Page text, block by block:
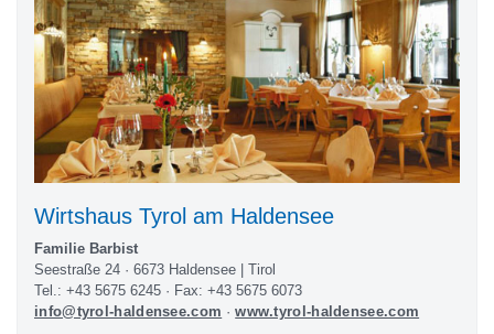
Wirtshaus Tyrol am Haldensee
Familie Barbist
Seestraße 24 · 6673 Haldensee | Tirol
Tel.: +43 5675 6245 · Fax: +43 5675 6073
info@tyrol-haldensee.com ·www.tyrol-haldensee.com